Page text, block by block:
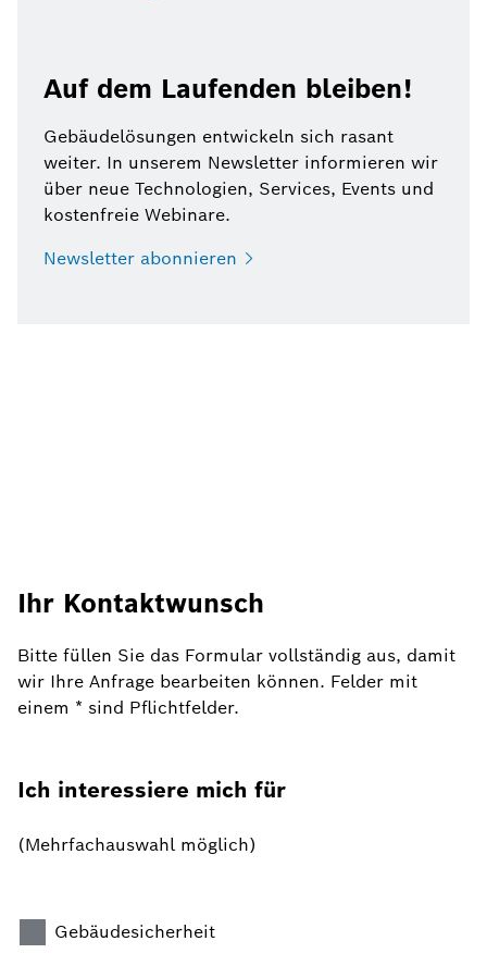
Auf dem Laufenden bleiben!
Gebäudelösungen entwickeln sich rasant
weiter. In unserem Newsletter informieren wir
über neue Technologien, Services, Events und
kostenfreie Webinare.
Newsletter abonnieren
Ihr Kontaktwunsch
Bitte füllen Sie das Formular vollständig aus, damit
wir Ihre Anfrage bearbeiten können. Felder mit
einem * sind Pflichtfelder.
Ich interessiere mich für
(Mehrfachauswahl möglich)
Gebäudesicherheit